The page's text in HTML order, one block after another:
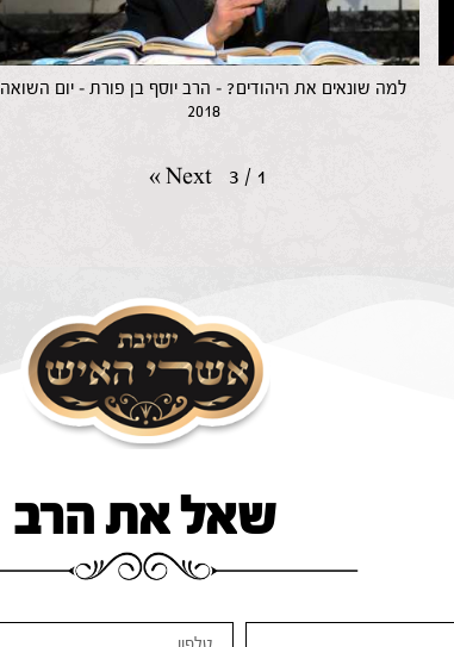
למה שונאים את היהודים? – הרב יוסף בן פורת – יום השואה
2018
1
/
3
Next
»
שאל את הרב